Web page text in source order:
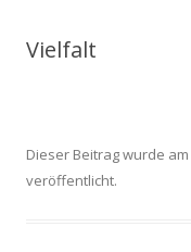
Vielfalt
Dieser Beitrag wurde am
veröffentlicht.